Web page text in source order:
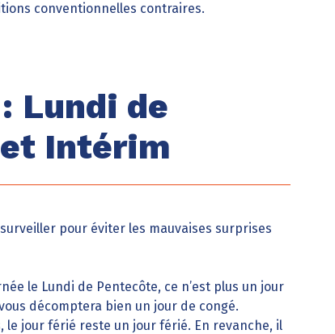
conventionnelles contraires.
Lundi de
Intérim
pour éviter les mauvaises surprises
le Lundi de Pentecôte, ce n’est plus un jour
décomptera bien un jour de congé.
le jour férié reste un jour férié. En revanche, il